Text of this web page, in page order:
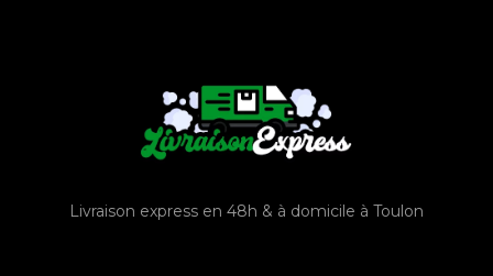
Livraison express en 48h & à domicile à Toulon